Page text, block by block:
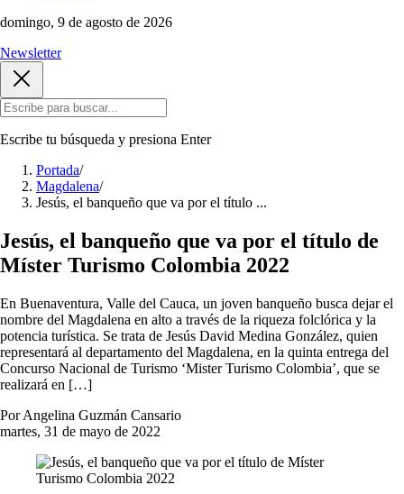
domingo, 9 de agosto de 2026
Newsletter
Escribe tu búsqueda y presiona Enter
Portada/
Magdalena/
Jesús, el banqueño que va por el título ...
Jesús, el banqueño que va por el título de
Míster Turismo Colombia 2022
En Buenaventura, Valle del Cauca, un joven banqueño busca dejar el
nombre del Magdalena en alto a través de la riqueza folclórica y la
potencia turística. Se trata de Jesús David Medina González, quien
representará al departamento del Magdalena, en la quinta entrega del
Concurso Nacional de Turismo ‘Mister Turismo Colombia’, que se
realizará en […]
Por Angelina Guzmán Cansario
martes, 31 de mayo de 2022